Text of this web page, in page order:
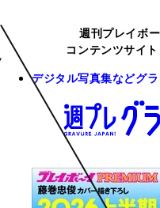
週刊プレイボ
コンテンツサイ
デジタル写真集などグ